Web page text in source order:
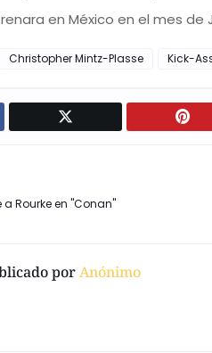
en México en el mes de
Christopher Mintz-Plasse Kick-
Rourke en "Conan"
porAnónimo